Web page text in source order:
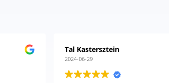
Tal Kastersztein
2024-06-29